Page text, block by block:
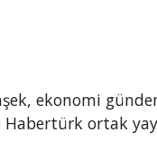
ekonomi
ortak